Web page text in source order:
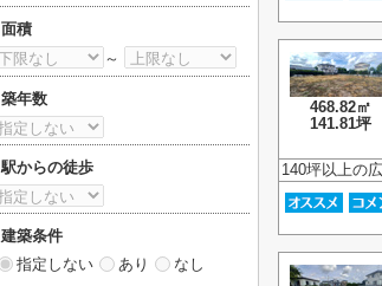
468.82㎡
141.81坪
140坪以上の
面積
～
築年数
駅からの徒歩
建築条件
指定しない
あり なし